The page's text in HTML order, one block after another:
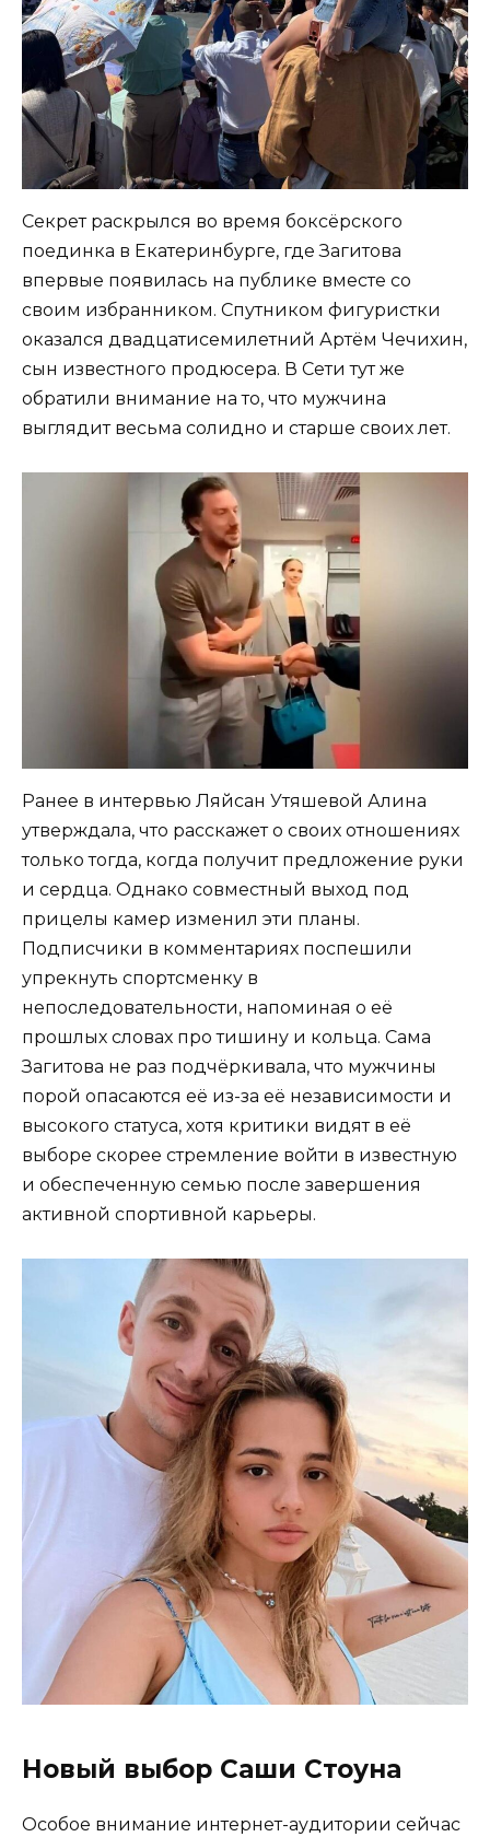
Секрет раскрылся во время боксёрского
поединка в Екатеринбурге, где Загитова
впервые появилась на публике вместе со
своим избранником. Спутником фигуристки
оказался двадцатисемилетний Артём Чечихин,
сын известного продюсера. В Сети тут же
обратили внимание на то, что мужчина
выглядит весьма солидно и старше своих лет.
Ранее в интервью Ляйсан Утяшевой Алина
утверждала, что расскажет о своих отношениях
только тогда, когда получит предложение руки
и сердца. Однако совместный выход под
прицелы камер изменил эти планы.
Подписчики в комментариях поспешили
упрекнуть спортсменку в
непоследовательности, напоминая о её
прошлых словах про тишину и кольца. Сама
Загитова не раз подчёркивала, что мужчины
порой опасаются её из-за её независимости и
высокого статуса, хотя критики видят в её
выборе скорее стремление войти в известную
и обеспеченную семью после завершения
активной спортивной карьеры.
Новый выбор Саши Стоуна
Особое внимание интернет-аудитории сейчас